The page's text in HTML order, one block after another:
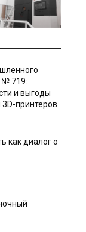
№ 719:
и выгоды
принтеров
как диалог о